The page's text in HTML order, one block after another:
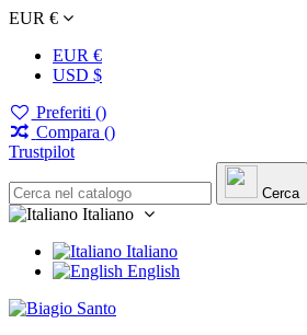
EUR €
EUR €
USD $
Preferiti ()
Compara ()
Trustpilot
Cerca
Italiano
Italiano
English